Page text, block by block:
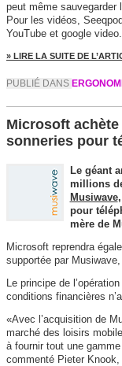
peut même
Pour les vidéos,
YouTube et google video.
» LIRE LA SUITE DE
PUBLIÉ DANS
Microsoft
sonneries pour
Le géant
millions
Musiwave
pour
mère de
Microsoft reprendra
supportée par
Le principe de
conditions financières
«Avec l’acquisition de
marché des loisirs
à fournir tout une
commenté Pieter